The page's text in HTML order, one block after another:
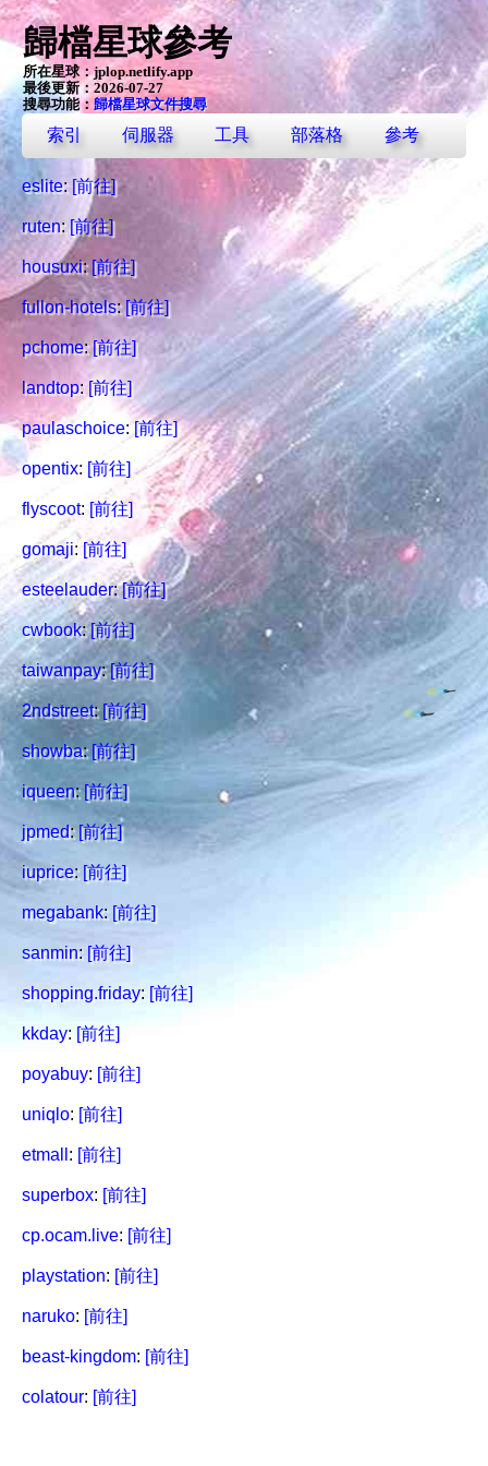
歸檔星球參考
所在星球：jplop.netlify.app
最後更新：2026-07-27
搜尋功能：歸檔星球文件搜尋
索引 伺服器 工具 部落格 參考
eslite: [前往]
ruten: [前往]
housuxi: [前往]
fullon-hotels: [前往]
pchome: [前往]
landtop: [前往]
paulaschoice:[前往]
opentix: [前往]
flyscoot: [前往]
gomaji: [前往]
esteelauder:[前往]
cwbook:[前往]
taiwanpay:[前往]
2ndstreet: [前往]
showba: [前往]
iqueen: [前往]
jpmed: [前往]
iuprice: [前往]
megabank: [前往]
sanmin: [前往]
shopping.friday: [前往]
kkday: [前往]
poyabuy: [前往]
uniqlo: [前往]
etmall : [前往]
superbox: [前往]
cp.ocam.live: [前往]
playstation: [前往]
naruko: [前往]
beast-kingdom: [前往]
colatour: [前往]